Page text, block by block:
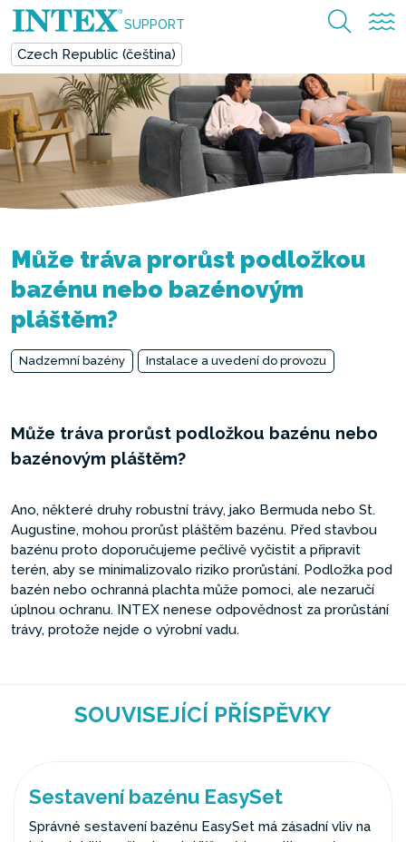
SUPPORT
Czech Republic (čeština)
Může tráva prorůst podložkou
bazénu nebo bazénovým
pláštěm?
Nadzemní bazény Instalace a uvedení do provozu
Může tráva prorůst podložkou bazénu nebo
bazénovým pláštěm?
Ano, některé druhy robustní trávy, jako Bermuda nebo St.
Augustine, mohou prorůst pláštěm bazénu. Před stavbou
bazénu proto doporučujeme pečlivě vyčistit a připravit
terén, aby se minimalizovalo riziko prorůstání. Podložka pod
bazén nebo ochranná plachta může pomoci, ale nezaručí
úplnou ochranu. INTEX nenese odpovědnost za prorůstání
trávy, protože nejde o výrobní vadu.
SOUVISEJÍCÍ PŘÍSPĚVKY
Sestavení bazénu EasySet
Správné sestavení bazénu EasySet má zásadní vliv na